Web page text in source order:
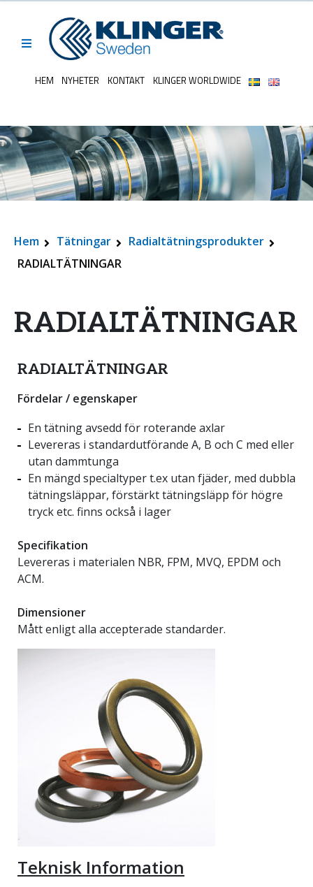
HEM NYHETER KONTAKT KLINGER WORLDWIDE
Hem Tätningar
Radialtätningsprodukter
RADIALTÄTNINGAR
RADIALTÄTNINGAR
RADIALTÄTNINGAR
Fördelar / egenskaper
En tätning avsedd för roterande axlar
Levereras i standardutförande A, B och C med eller
utan dammtunga
En mängd specialtyper t.ex utan fjäder, med dubbla
tätningsläppar, förstärkt tätningsläpp för högre
tryck etc. finns också i lager
Specifikation
Levereras i materialen NBR, FPM, MVQ, EPDM och
ACM.
Dimensioner
Mått enligt alla accepterade standarder.
Teknisk Information